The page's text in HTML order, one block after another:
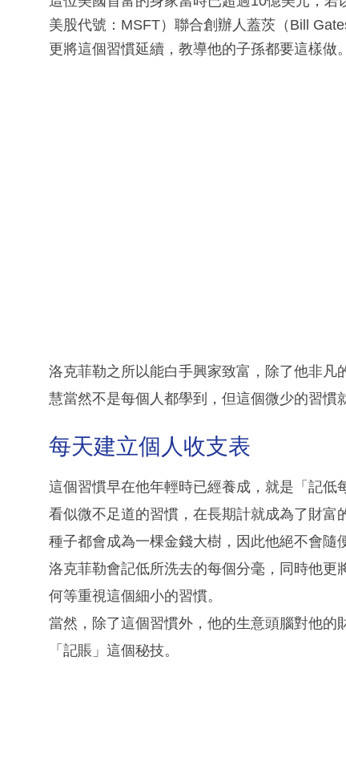
美股代號：MSFT）聯合創辦人蓋茨（Bill
更將這個習慣延續，教導他的子孫都要這樣做。
洛克菲勒之所以能白手興家致富，除了他非
慧當然不是每個人都學到，但這個微少的習慣
每天建立個人收支表
這個習慣早在他年輕時已經養成，就是「記低
看似微不足道的習慣，在長期計就成為了財
種子都會成為一棵金錢大樹，因此他絕不會隨
洛克菲勒會記低所洗去的每個分毫，同時他
何等重視這個細小的習慣。
當然，除了這個習慣外，他的生意頭腦對他
「記賬」這個秘技。